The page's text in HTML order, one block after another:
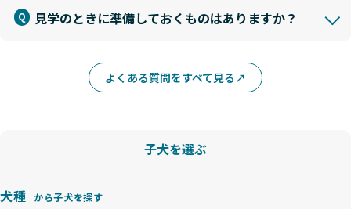
見学のときに準備しておくものはありますか？
よくある質問をすべて見る
子犬を選ぶ
犬種 から子犬を探す